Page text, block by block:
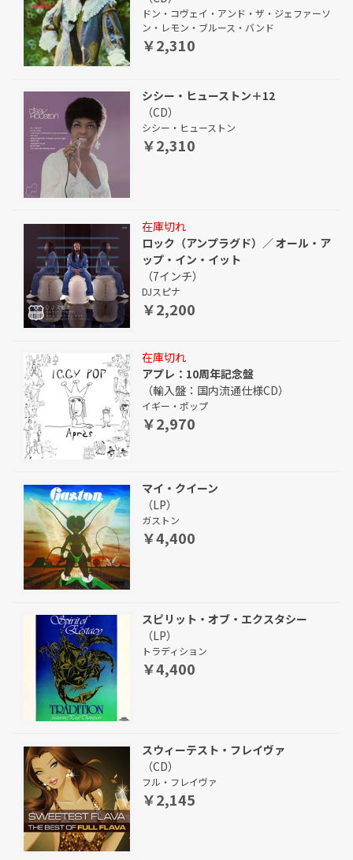
ドン・コヴェイ・アンド・ザ・ジェファーソ
ン・レモン・ブルース・バンド
￥2,310
シシー・ヒューストン＋12
（CD）
シシー・ヒューストン
￥2,310
在庫切れ
ロック（アンプラグド）／ オール・ア
ップ・イン・イット
（7インチ）
DJスピナ
￥2,200
在庫切れ
アプレ：10周年記念盤
（輸入盤：国内流通仕様CD）
イギー・ポップ
￥2,970
マイ・クイーン
（LP）
ガストン
￥4,400
スピリット・オブ・エクスタシー
（LP）
トラディション
￥4,400
スウィーテスト・フレイヴァ
（CD）
フル・フレイヴァ
￥2,145